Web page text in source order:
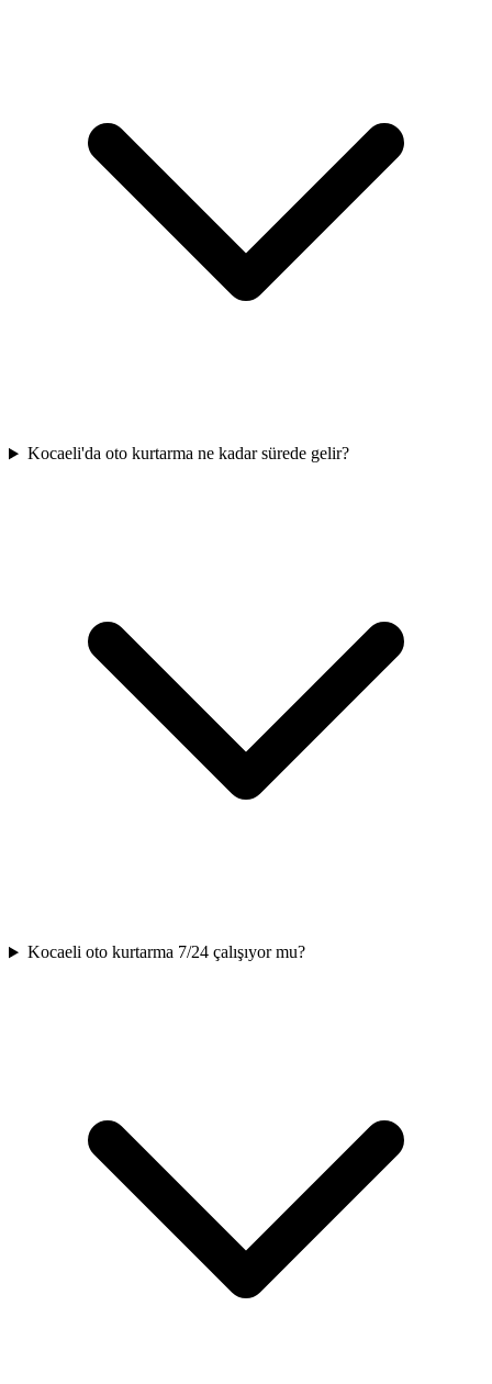
Kocaeli'da oto kurtarma ne kadar sürede gelir?
Kocaeli oto kurtarma 7/24 çalışıyor mu?